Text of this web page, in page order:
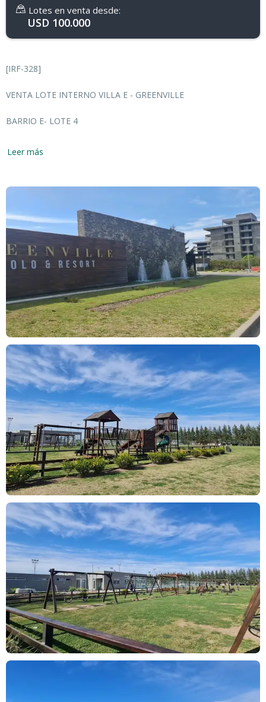
Lotes en venta desde:
USD 100.000
[IRF-328]
VENTA LOTE INTERNO VILLA E - GREENVILLE
BARRIO E- LOTE 4
No dejes de consultarnos!
minutos de la Capital Federal por la autopista Buenos Aires La
Posee una superficie de 130 hectáreas rodeadas de arboleda y un
lago, divididas en 700 lotes totales distribuidos en 11 barrios,
cuyo proyecto fue diseñado siguiendo las formas y ondulaciones
del terreno. Con excelentes vistas al polo, al lago o a los bosques,
todos los lotes tienen vistas verdes evitando terrenos linderos en
sus fondos, manteniendo el 50 por ciento de la superficie total
del desarrollo con espacios verdes.
Las superficies indicadas son a mero título informativo. No
reflejan necesariamente con precisión la realidad de hecho del
inmueble ni las que surgen de los títulos y planos
correspondientes. Toda la información y medidas provistas son
aproximadas y deberán ratificarse con la documentación
pertinente y no compromete contractualmente a nuestra
empresa.
VF
Leer más